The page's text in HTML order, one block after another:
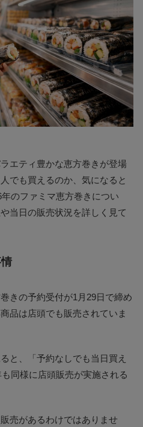
エティ豊かな恵方巻きが登場
でも買えるのか、気になると
のファミマ恵方巻きについ
当日の販売状況を詳しく見て
きの予約受付が1月29日で締め
品は店頭でも販売されていま
と、「予約なしでも当日買え
同様に店頭販売が実施される
売があるわけではありませ